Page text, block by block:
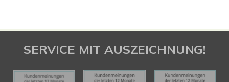
SERVICE MIT AUSZEICHNUNG!